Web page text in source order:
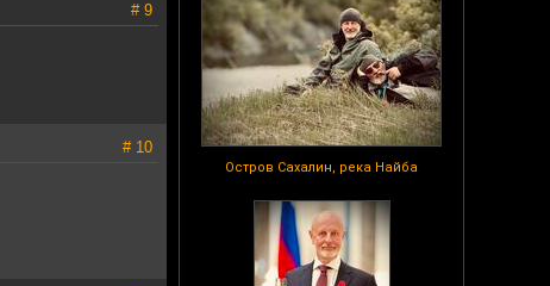
Остров Сахалин, река Найба
# 9
# 10